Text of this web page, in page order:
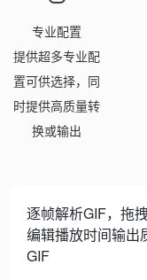
专业配置
提供超多专业配
置可供选择，同
时提供高质量转
换或输出
逐帧解析GIF，拖
编辑播放时间输出
GIF